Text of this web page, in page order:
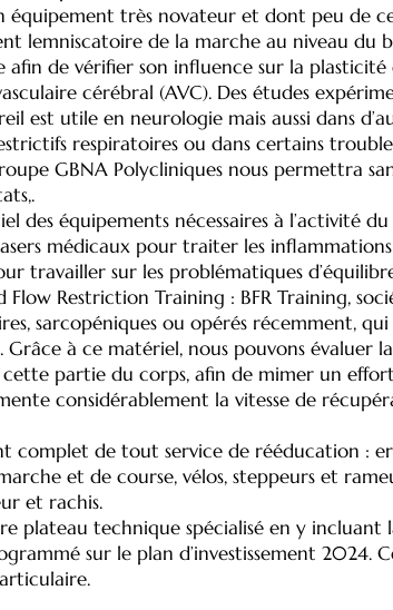
équipement très novateur et dont peu de
lemniscatoire de la marche au niveau du
de vérifier son influence sur la
cérébral (AVC). Des études
est utile en neurologie mais aussi dans
respiratoires ou dans certains
GBNA Polycliniques nous permettra
des équipements nécessaires à l’activité
médicaux pour traiter les
travailler sur les problématiques
Flow Restriction Training : BFR Training,
sarcopéniques ou opérés récemment,
à ce matériel, nous pouvons évaluer
partie du corps, afin de mimer un
considérablement la vitesse de
complet de tout service de rééducation :
et de course, vélos, steppeurs et
et rachis.
plateau technique spécialisé en y incluant
sur le plan d’investissement 2024.